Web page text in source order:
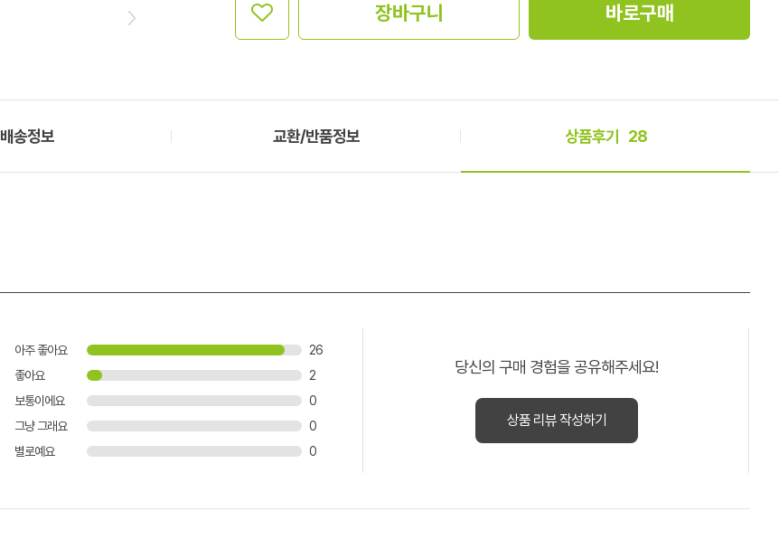
장바구니 바로구매
배송정보 교환/반품정보 상품후기 28
아주 좋아요
26
좋아요
2
보통이에요
0
그냥 그래요
0
별로예요
0
당신의 구매 경험을 공유해주세요!
상품 리뷰 작성하기